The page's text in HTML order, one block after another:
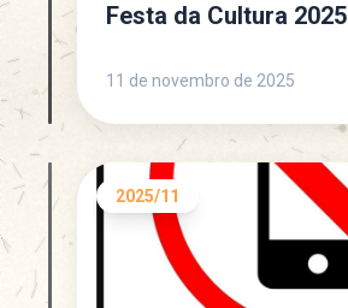
Festa da Cultura 2025
11 de novembro de 2025
2025/11